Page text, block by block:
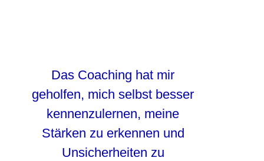
Das Coaching hat mir
geholfen, mich selbst besser
kennenzulernen, meine
Stärken zu erkennen und
Unsicherheiten zu